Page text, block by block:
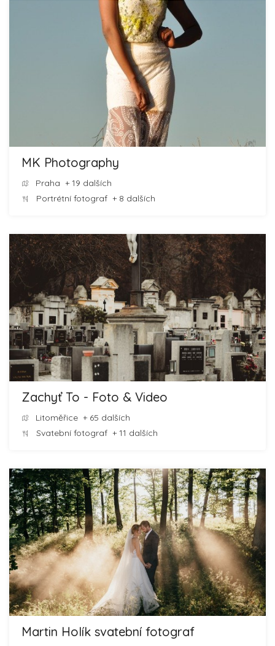
MK Photography
Praha + 19 dalších
Portrétní fotograf + 8 dalších
Zachyť To - Foto & Video
Litoměřice + 65 dalších
Svatební fotograf + 11 dalších
Martin Holík svatební fotograf